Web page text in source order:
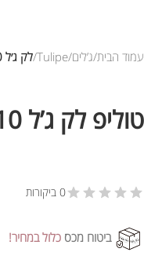
עמוד הבית ג’לים Tulipe לק ג׳ל 10 מל
טוליפ לק ג’ל 10 מ”ל – T090
0 ביקורות
ביטוח מכס כלול במחיר!